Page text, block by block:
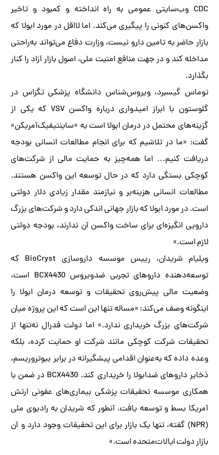
CDC وب‌سایتی عمومی به راه انداخته و کمبود و تاخیر
واکسن‌های کنونی را پیگیری می‌کند. اما لااقل در مورد ابولا که
بازار حاضر به تامین دارو نیست، وزارت دفاع می‌تواند به‌راحتی
مداخله کند و در جهت منافع امنیت ملی، اصول بازار آزاد را کنار
بگذارد.
توماس گیسبرد، ویروس‌شناس دانشگاه پزشکی تگزاس در
گلوستون با ابراز امیدواری درباره واکسن VSV که یکی از
گزینه‌های محتمل در درمان ابولا است به «ساینتیفیک‌آمریکن»
گفت: «ما در تلاشیم که برای انجام مطالعات انسانی بودجه
دریافت کنیم… اما همه‌چیز به حمایت مالی از شرکت‌های
کوچکی بستگی دارد که در حال توسعه این واکسن هستند.
مطالعات انسانی هزینه‌بر و نیازمند مقدار زیادی دلار دولتی
است. در مورد ابولا که بازار جهانی اندکی دارد و شرکت‌های بزرگ
دارویی انگیزه‌ای برای ساخت واکسن آن ندارند، بودجه دولتی
لازم است.»
ویلیام شریدان، رییس موسسه داروسازی BioCryst که
توسعه‌دهنده داروهای تجربی ضدویروس BCX4430 است،
وضعیت مالی پیش‌روی تحقیقات و توسعه درمان ابولا را
اینگونه وصف می‌کند: «مساله تنها این است که این پروژه میان
شرکت‌های بزرگ خریداری ندارد.» اما دولت فدرال نه‌تنها از
تحقیقات شرکت کوچکی مانند شرکت او حمایت کرده، بلکه
وعده داده که به‌عنوان اقدامی پیشگیرانه در برابر بیوتروریسم،
ذخایر داروهای ضدابولا را خریداری کند. BCX4430 در ضمن با
همکاری موسسه تحقیقات پزشکی بیماری‌های عفونی ارتش
آمریکا بسط و توسعه یافت. آنطور که شریدان به رادیوی ملی
(NPR) گفته‌، تنها یک بازار برای این تحقیقات وجود دارد و آن
بازار دولت ایالات‌متحده است.»